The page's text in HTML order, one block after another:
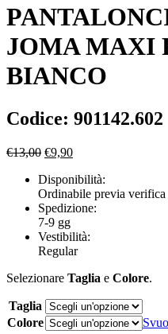
JOMA MAXI
BIANCO
Codice: 901142.602
€13,00 Il
originale
era:
€13,00.
€9,90Il
attuale
è:
€9,90.
Disponibilità:
Ordinabile previa verifica
Spedizione:
7-9 gg
Vestibilità:
Regular
Selezionare Taglia e Colore.
Taglia
Colore